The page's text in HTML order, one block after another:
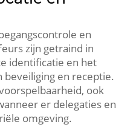
en
zijn getraind in
identificatie en het
beveiliging en receptie.
ook
er delegaties en
omgeving.